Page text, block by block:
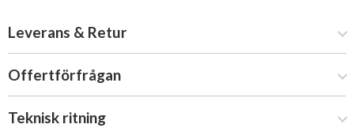
Leverans & Retur
Offertförfrågan
Teknisk ritning